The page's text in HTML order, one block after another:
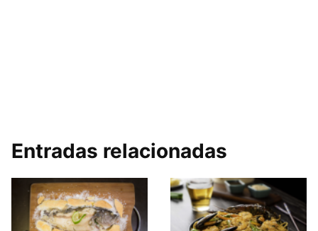
Entradas relacionadas